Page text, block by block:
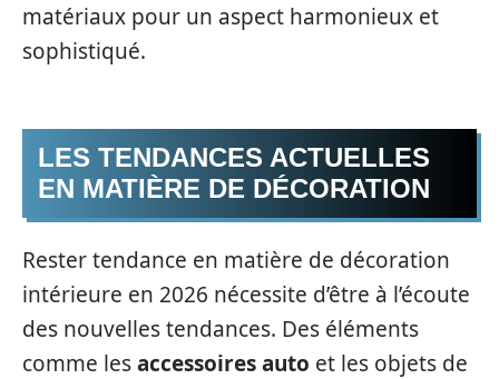
matériaux pour un aspect harmonieux et
sophistiqué.
LES TENDANCES ACTUELLES
EN MATIÈRE DE DÉCORATION
Rester tendance en matière de décoration
intérieure en 2026 nécessite d’être à l’écoute
des nouvelles tendances. Des éléments
comme lesaccessoires auto et les objets de